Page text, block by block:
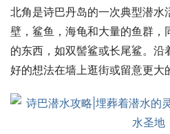
北角是诗巴丹岛的一次典型潜水
壁，鲨鱼，海龟和大量的鱼群，
的东西，如双髻鲨或长尾鲨。沿
好的想法在墙上逛街或留意更大